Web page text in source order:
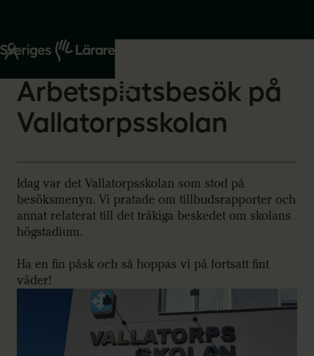
Start
Om oss
2026-03-31
Arbetsplatsbesök på
Vallatorpsskolan
Idag var det Vallatorpsskolan som stod på
besöksmenyn. Vi pratade om tillbudsrapporter och
annat relaterat till det tråkiga beskedet om skolans
högstadium.
Ha en fin påsk och så hoppas vi på fortsatt fint
väder!